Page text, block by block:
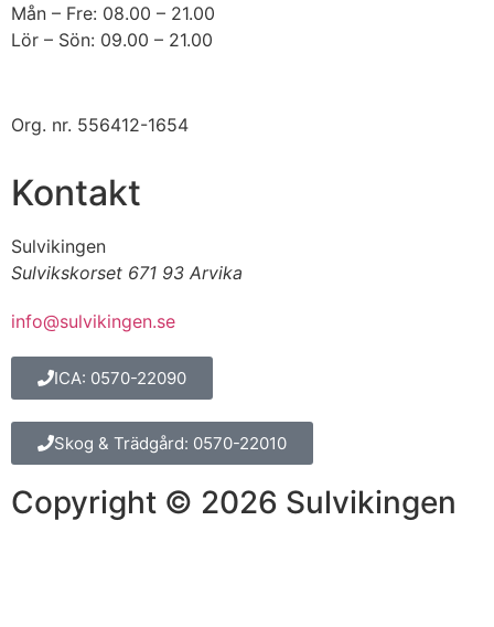
Mån – Fre: 08.00 – 21.00
Lör – Sön: 09.00 – 21.00
Org. nr. 556412-1654
Kontakt
Sulvikingen
Sulvikskorset 671 93 Arvika
info@sulvikingen.se
ICA: 0570-22090
Skog & Trädgård: 0570-22010
Copyright © 2026 Sulvikingen